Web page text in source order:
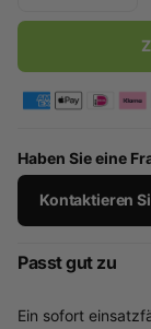
Haben Sie eine
Kontaktieren
Passt gut zu
Ein sofort